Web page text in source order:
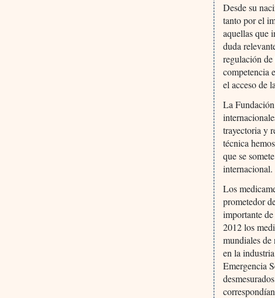
Desde su
tanto por el
aquellas que
duda
regulación
competencia
el acceso de
La
trayectoria y
técnica
que se
internacional.
Los
prometedor
importante
2012 los
mundiales de
en la
Emergencia